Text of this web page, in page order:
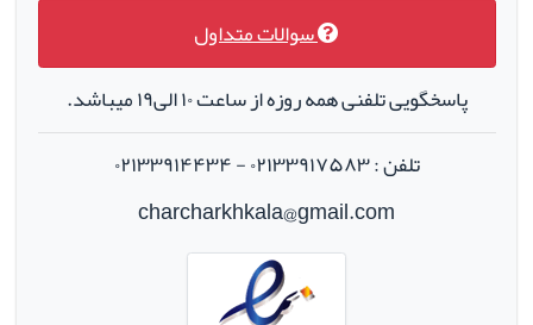
سوالات متداول
پاسخگویی تلفنی همه روزه از ساعت ۱۰ الی۱۹ میباشد.
تلفن : ۰۲۱۳۳۹۱۷۵۸۳ - ۰۲۱۳۳۹۱۴۴۳۴
charcharkhkala@gmail.com